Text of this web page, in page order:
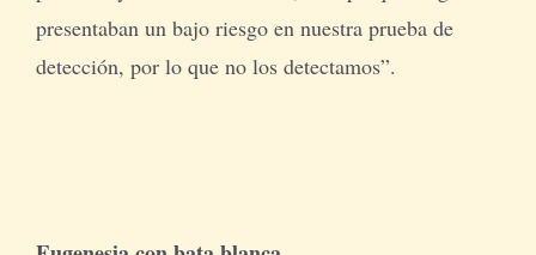
presentaban un bajo riesgo en nuestra prueba de
detección, por lo que no los detectamos”.